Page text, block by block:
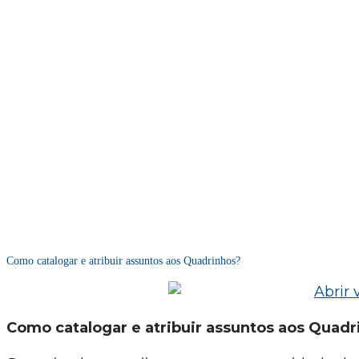
Como catalogar e atribuir assuntos aos Quadrinhos?
Como catalogar e atribuir assuntos aos